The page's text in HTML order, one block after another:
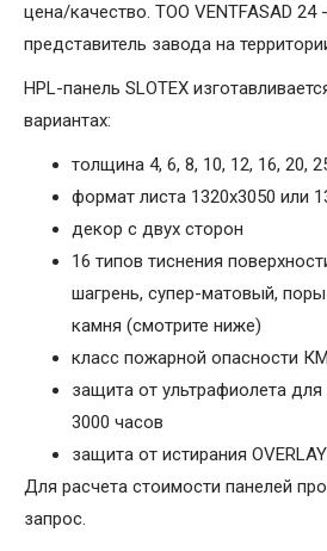
цена/качество. ТОО VENTFASAD
представитель завода на
HPL-панель SLOTEX
вариантах:
толщина 4, 6, 8, 10, 12, 16, 20,
формат листа 1320х3050 или
декор с двух сторон
16 типов тиснения
шагрень, супер-матовый,
камня (смотрите ниже)
класс пожарной опасности
защита от ультрафиолета
3000 часов
защита от истирания
Для расчета стоимости панелей
запрос.